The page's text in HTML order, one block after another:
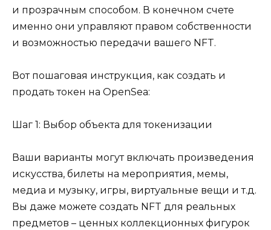
и прозрачным способом. В конечном счете
именно они управляют правом собственности
и возможностью передачи вашего NFT.
Вот пошаговая инструкция, как создать и
продать токен на OpenSea:
Шаг 1: Выбор объекта для токенизации
Ваши варианты могут включать произведения
искусства, билеты на мероприятия, мемы,
медиа и музыку, игры, виртуальные вещи и т.д.
Вы даже можете создать NFT для реальных
предметов – ценных коллекционных фигурок